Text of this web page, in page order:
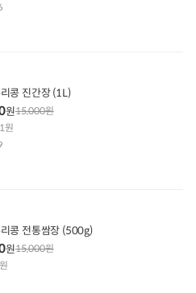
콩 진간장 (1L)
원15,000원
원
콩 전통쌈장 (500g)
원15,000원